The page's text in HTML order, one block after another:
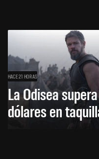
HACE 21 HORAS
La Odisea
dólares en